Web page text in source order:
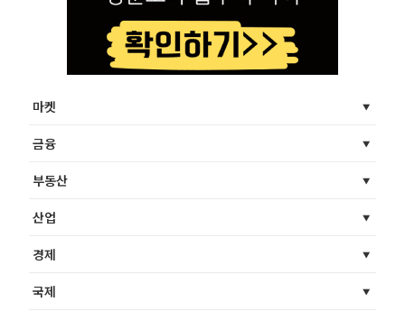
마켓
금융
부동산
산업
경제
국제